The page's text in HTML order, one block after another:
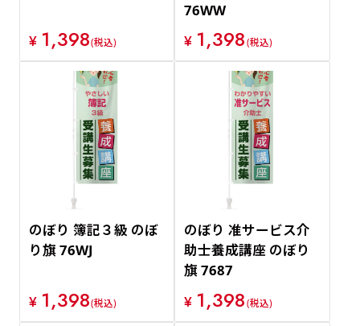
¥ 1,398(税込)
76WW
¥ 1,398(税込)
のぼり 簿記３級 のぼ
り旗 76WJ
¥ 1,398(税込)
のぼり 准サービス介
助士養成講座 のぼり
旗 7687
¥ 1,398(税込)